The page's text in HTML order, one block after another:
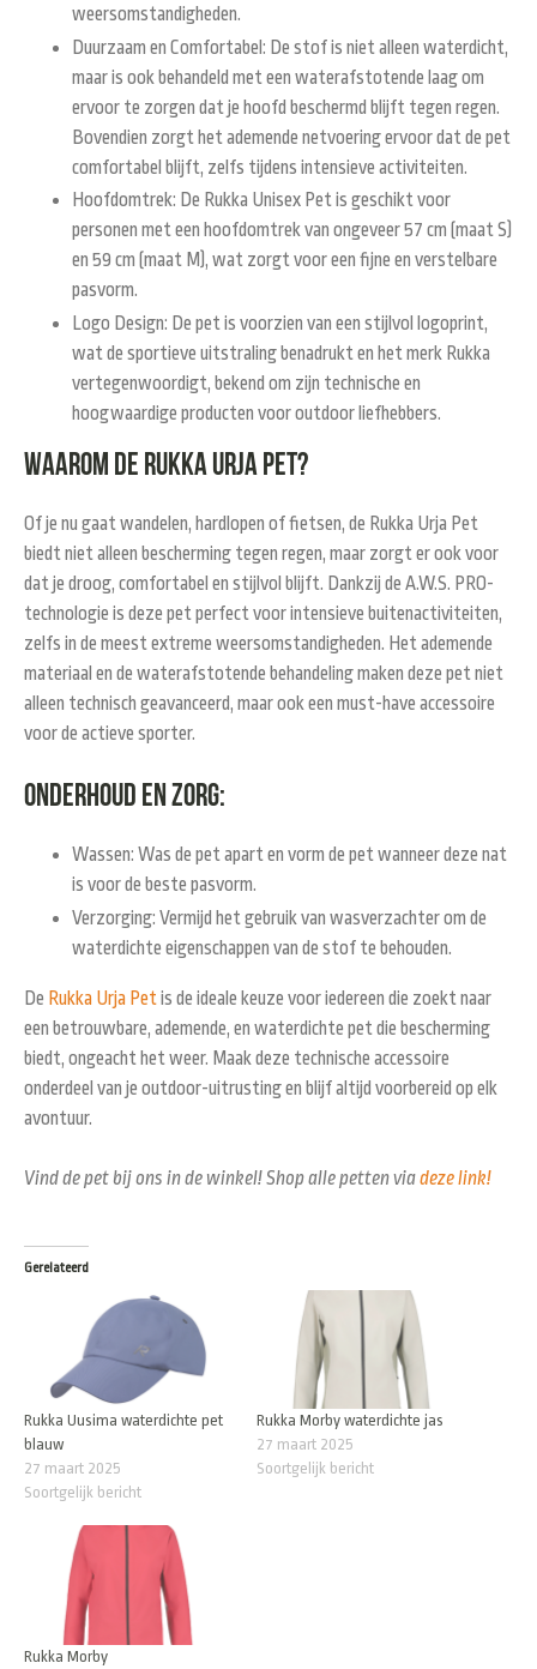
weersomstandigheden.
Duurzaam en Comfortabel: De stof is niet alleen waterdicht,
maar is ook behandeld met een waterafstotende laag om
ervoor te zorgen dat je hoofd beschermd blijft tegen regen.
Bovendien zorgt het ademende netvoering ervoor dat de pet
comfortabel blijft, zelfs tijdens intensieve activiteiten.
Hoofdomtrek: De Rukka Unisex Pet is geschikt voor
personen met een hoofdomtrek van ongeveer 57 cm (maat S)
en 59 cm (maat M), wat zorgt voor een fijne en verstelbare
pasvorm.
Logo Design: De pet is voorzien van een stijlvol logoprint,
wat de sportieve uitstraling benadrukt en het merk Rukka
vertegenwoordigt, bekend om zijn technische en
hoogwaardige producten voor outdoor liefhebbers.
Waarom de Rukka Urja Pet?
Of je nu gaat wandelen, hardlopen of fietsen, de Rukka Urja Pet
biedt niet alleen bescherming tegen regen, maar zorgt er ook voor
dat je droog, comfortabel en stijlvol blijft. Dankzij de A.W.S. PRO-
technologie is deze pet perfect voor intensieve buitenactiviteiten,
zelfs in de meest extreme weersomstandigheden. Het ademende
materiaal en de waterafstotende behandeling maken deze pet niet
alleen technisch geavanceerd, maar ook een must-have accessoire
voor de actieve sporter.
Onderhoud en Zorg:
Wassen: Was de pet apart en vorm de pet wanneer deze nat
is voor de beste pasvorm.
Verzorging: Vermijd het gebruik van wasverzachter om de
waterdichte eigenschappen van de stof te behouden.
De Rukka Urja Petis de ideale keuze voor iedereen die zoekt naar
een betrouwbare, ademende, en waterdichte pet die bescherming
biedt, ongeacht het weer. Maak deze technische accessoire
onderdeel van je outdoor-uitrusting en blijf altijd voorbereid op elk
avontuur.
Vind de pet bij ons in de winkel! Shop alle petten viadeze link!
Gerelateerd
Rukka Uusima waterdichte pet
blauw
27 maart 2025
Soortgelijk bericht
Rukka Morby waterdichte jas
27 maart 2025
Soortgelijk bericht
Rukka Morby